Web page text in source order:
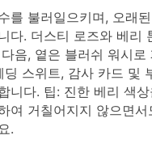
를 불러일으키며, 오래
다. 더스티 로즈와 베리
음, 옅은 블러쉬 워시로
딩 스위트, 감사 카드 및
니다. 팁: 진한 베리 색
여 거칠어지지 않으면
.